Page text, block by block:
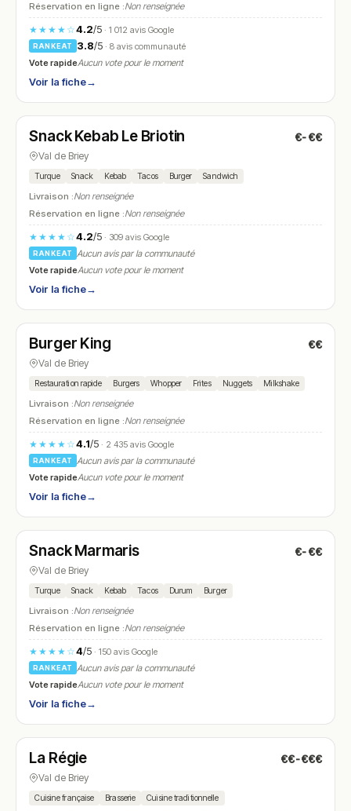
Réservation en ligne :Non renseignée
★★★★☆4.2/5· 1 012 avis Google
RANKEAT 3.8/5 · 8 avis communauté
Vote rapideAucun vote pour le moment
Voir la fiche→
N° 17
Snack Kebab Le Briotin €-€€
Val de Briey
Turque Snack Kebab Tacos Burger Sandwich
Livraison :Non renseignée
Réservation en ligne :Non renseignée
★★★★☆4.2/5· 309 avis Google
RANKEAT
Aucun avis par la communauté
Vote rapideAucun vote pour le moment
Voir la fiche→
N° 18
Burger King €€
Val de Briey
Restauration rapide Burgers Whopper Frites Nuggets Milkshake
Livraison :Non renseignée
Réservation en ligne :Non renseignée
★★★★☆4.1/5· 2 435 avis Google
RANKEAT
Aucun avis par la communauté
Vote rapideAucun vote pour le moment
Voir la fiche→
N° 19
Snack Marmaris €-€€
Val de Briey
Turque Snack Kebab Tacos Durum Burger
Livraison :Non renseignée
Réservation en ligne :Non renseignée
★★★★☆4/5· 150 avis Google
RANKEAT
Aucun avis par la communauté
Vote rapideAucun vote pour le moment
Voir la fiche→
N° 20
La Régie €€-€€€
Val de Briey
Cuisine française Brasserie Cuisine traditionnelle